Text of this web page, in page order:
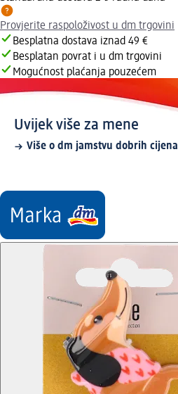
Provjerite raspoloživost u dm trgovini
Besplatna dostava iznad 49 €
Besplatan povrat i u dm trgovini
Mogućnost plaćanja pouzećem
Uvijek više za mene
Više o dm jamstvu dobrih cijena